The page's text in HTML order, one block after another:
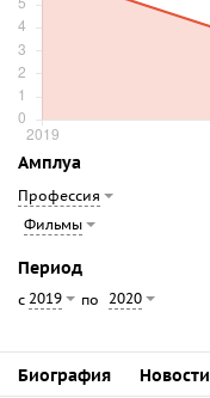
Амплуа
Профессия
Фильмы
Период
с 2019 по 2020
Биография Новости